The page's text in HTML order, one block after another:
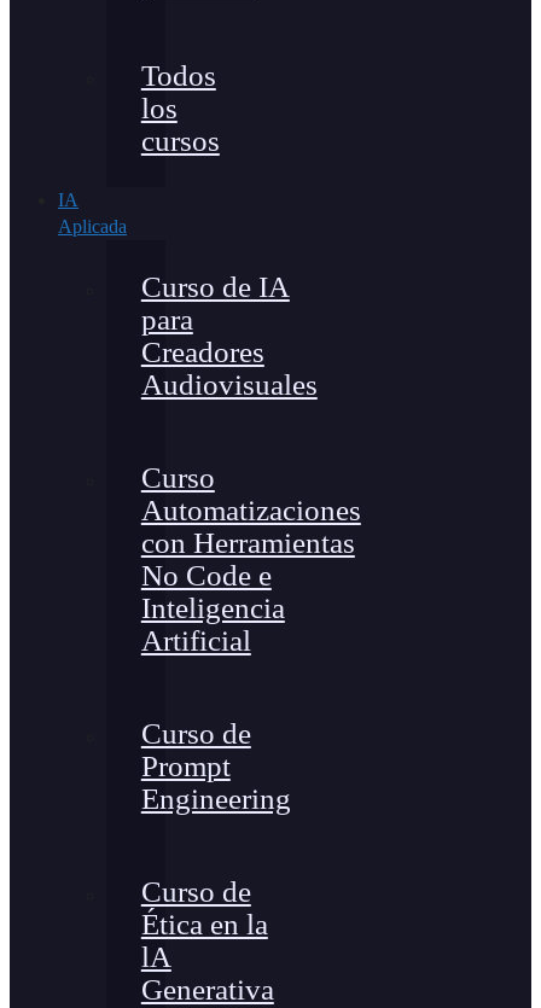
Todos
los
cursos
IA
Aplicada
Curso de IA
para
Creadores
Audiovisuales
Curso
Automatizaciones
con Herramientas
No Code e
Inteligencia
Artificial
Curso de
Prompt
Engineering
Curso de
Ética en la
lA
Generativa